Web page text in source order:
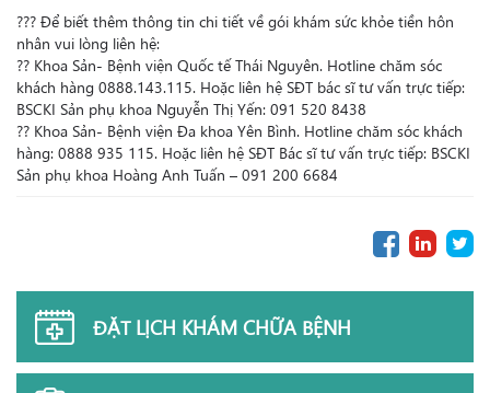
??? Để biết thêm thông tin chi tiết về gói khám sức khỏe tiền hôn
nhân vui lòng liên hệ:
?? Khoa Sản- Bệnh viện Quốc tế Thái Nguyên. Hotline chăm sóc
khách hàng 0888.143.115. Hoặc liên hệ SĐT bác sĩ tư vấn trực tiếp:
BSCKI Sản phụ khoa Nguyễn Thị Yến: 091 520 8438
?? Khoa Sản- Bệnh viện Đa khoa Yên Bình. Hotline chăm sóc khách
hàng: 0888 935 115. Hoặc liên hệ SĐT Bác sĩ tư vấn trực tiếp: BSCKI
Sản phụ khoa Hoàng Anh Tuấn – 091 200 6684
ĐẶT LỊCH KHÁM CHỮA BỆNH